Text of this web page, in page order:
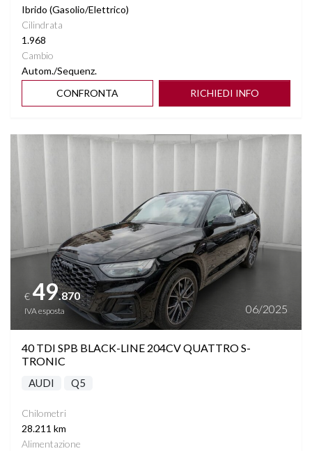
VIRTUAL COCKPIT
Ibrido (Gasolio/Elettrico)
Cilindrata
1.968
Cambio
Autom./Sequenz.
CONFRONTA
RICHIEDI INFO
Vedi dettagli
€49.870
IVA esposta 06/2025
40 TDI SPB BLACK-LINE 204CV QUATTRO S-
TRONIC
AUDI Q5
Chilometri
28.211 km
Alimentazione